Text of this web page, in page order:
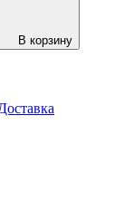
В корзину